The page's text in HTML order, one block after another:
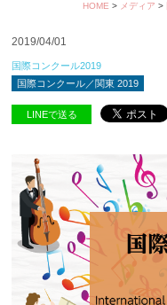
HOME > メディア >
2019/04/01
国際コンクール2019
国際コンクール／関東 2019
LINEで送る